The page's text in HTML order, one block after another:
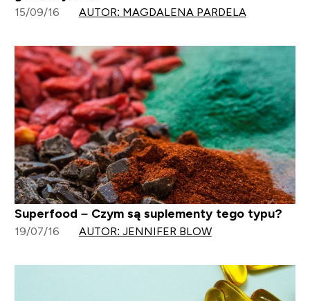
15/09/16 AUTOR: MAGDALENA PARDELA
Superfood – Czym są suplementy tego typu?
19/07/16 AUTOR: JENNIFER BLOW